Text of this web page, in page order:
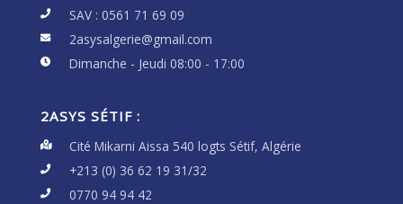
SAV : 0561 71 69 09
2asysalgerie@gmail.com
Dimanche - Jeudi 08:00 - 17:00
2ASYS SÉTIF :
Cité Mikarni Aissa 540 logts Sétif, Algérie
+213 (0) 36 62 19 31/32
0770 94 94 42